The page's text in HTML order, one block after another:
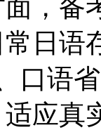
，备
日语
口语
应真